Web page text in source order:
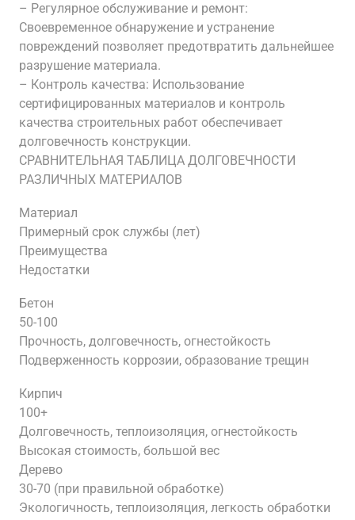
– Регулярное обслуживание и ремонт:
Своевременное обнаружение и устранение
повреждений позволяет предотвратить дальнейшее
разрушение материала.
– Контроль качества: Использование
сертифицированных материалов и контроль
качества строительных работ обеспечивает
долговечность конструкции.
СРАВНИТЕЛЬНАЯ ТАБЛИЦА ДОЛГОВЕЧНОСТИ
РАЗЛИЧНЫХ МАТЕРИАЛОВ
Материал
Примерный срок службы (лет)
Преимущества
Недостатки
Бетон
50-100
Прочность, долговечность, огнестойкость
Подверженность коррозии, образование трещин
Кирпич
100+
Долговечность, теплоизоляция, огнестойкость
Высокая стоимость, большой вес
Дерево
30-70 (при правильной обработке)
Экологичность, теплоизоляция, легкость обработки